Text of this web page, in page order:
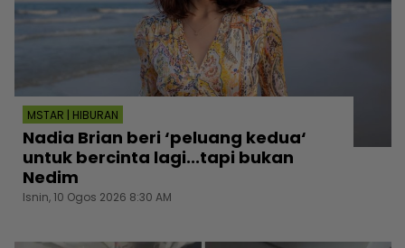
MSTAR | HIBURAN
Nadia Brian beri ‘peluang kedua‘
untuk bercinta lagi...tapi bukan
Nedim
Isnin, 10 Ogos 2026 8:30 AM